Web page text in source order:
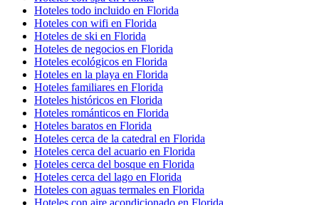
Hoteles todo incluido en Florida
Hoteles con wifi en Florida
Hoteles de ski en Florida
Hoteles de negocios en Florida
Hoteles ecológicos en Florida
Hoteles en la playa en Florida
Hoteles familiares en Florida
Hoteles históricos en Florida
Hoteles románticos en Florida
Hoteles baratos en Florida
Hoteles cerca de la catedral en Florida
Hoteles cerca del acuario en Florida
Hoteles cerca del bosque en Florida
Hoteles cerca del lago en Florida
Hoteles con aguas termales en Florida
Hoteles con aire acondicionado en Florida